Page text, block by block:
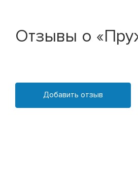
Отзывы о
Добавить отзыв